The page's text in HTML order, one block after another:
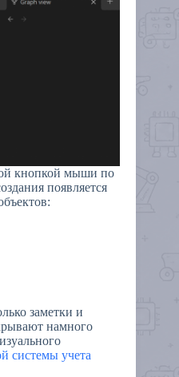
кнопкой мыши по
появляется
заметки и
намного
системы учета